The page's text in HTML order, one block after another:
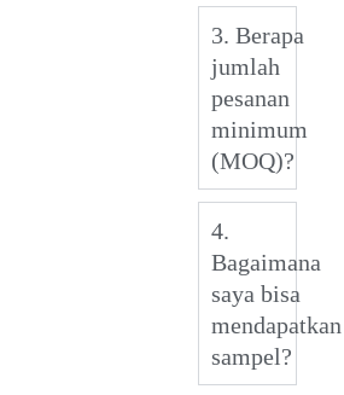
3. Berapa
jumlah
pesanan
minimum
(MOQ)?
4.
Bagaimana
saya bisa
mendapatkan
sampel?